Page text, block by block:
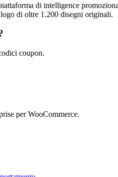
di intelligence
di oltre 1.200 disegni originali.
coupon.
per WooCommerce.